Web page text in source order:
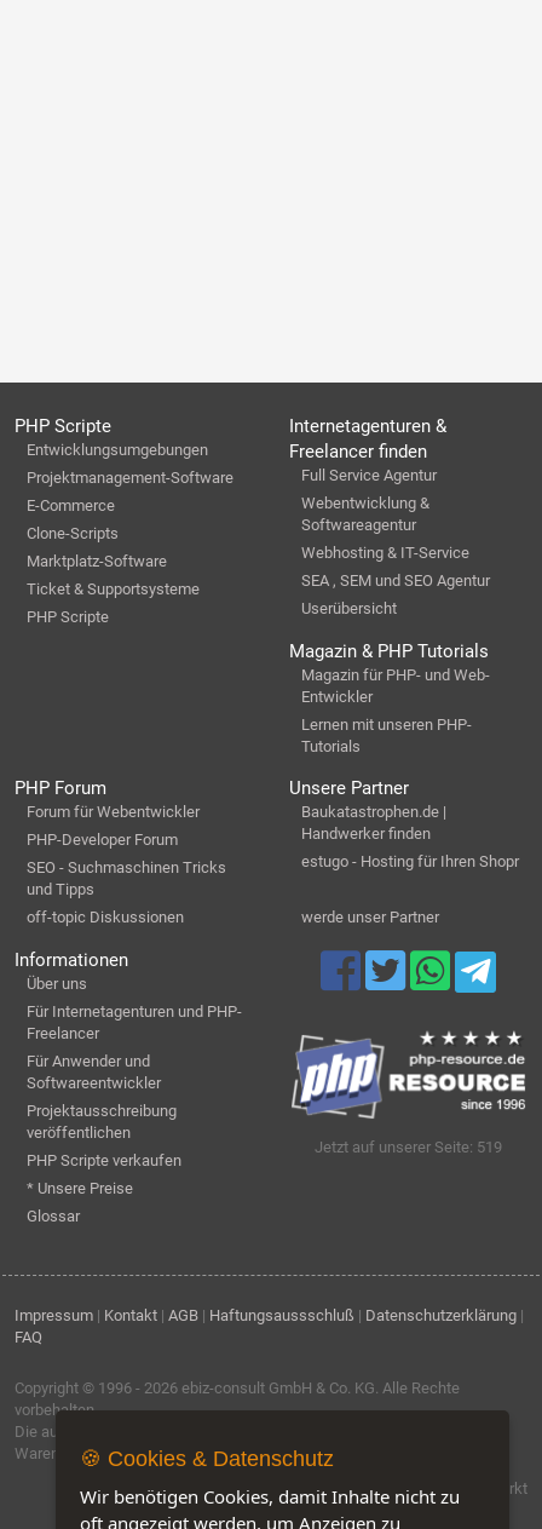
PHP Scripte
Entwicklungsumgebungen
Projektmanagement-Software
E-Commerce
Clone-Scripts
Marktplatz-Software
Ticket & Supportsysteme
PHP Scripte
Internetagenturen &
Freelancer finden
Full Service Agentur
Webentwicklung &
Softwareagentur
Webhosting & IT-Service
SEA , SEM und SEO Agentur
Userübersicht
Magazin & PHP Tutorials
Magazin für PHP- und Web-
Entwickler
Lernen mit unseren PHP-
Tutorials
PHP Forum
Forum für Webentwickler
PHP-Developer Forum
SEO - Suchmaschinen Tricks
und Tipps
off-topic Diskussionen
Unsere Partner
Baukatastrophen.de |
Handwerker finden
estugo - Hosting für Ihren Shopr
werde unser Partner
Informationen
Über uns
Für Internetagenturen und PHP-
Freelancer
Für Anwender und
Softwareentwickler
Projektausschreibung
veröffentlichen
PHP Scripte verkaufen
* Unsere Preise
Glossar
Jetzt auf unserer Seite: 519
Impressum | Kontakt | AGB | Haftungsaussschluß | Datenschutzerklärung |
FAQ
Copyright © 1996 - 2026 ebiz-consult GmbH & Co. KG. Alle Rechte
vorbehalten.
Die auf dieser Seite verwendeten Produktbezeichnungen, Namen und
Warenzeichen sind Eigentum der jeweiligen Firmen.
Software by IQ-Markt
🍪 Cookies & Datenschutz
Wir benötigen Cookies, damit Inhalte nicht zu
oft angezeigt werden, um Anzeigen zu